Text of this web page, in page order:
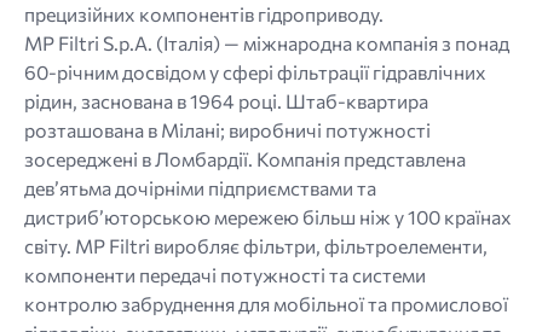
прецизійних компонентів гідроприводу.
MP Filtri S.p.A. (Італія) — міжнародна компанія з понад
60-річним досвідом у сфері фільтрації гідравлічних
рідин, заснована в 1964 році. Штаб-квартира
розташована в Мілані; виробничі потужності
зосереджені в Ломбардії. Компанія представлена
дев’ятьма дочірніми підприємствами та
дистриб’юторською мережею більш ніж у 100 країнах
світу. MP Filtri виробляє фільтри, фільтроелементи,
компоненти передачі потужності та системи
контролю забруднення для мобільної та промислової